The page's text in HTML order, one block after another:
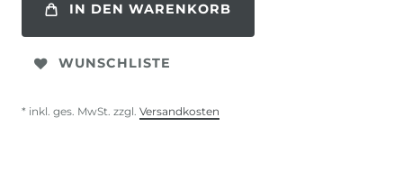
IN DEN WARENKORB
WUNSCHLISTE
* inkl. ges. MwSt. zzgl. Versandkosten